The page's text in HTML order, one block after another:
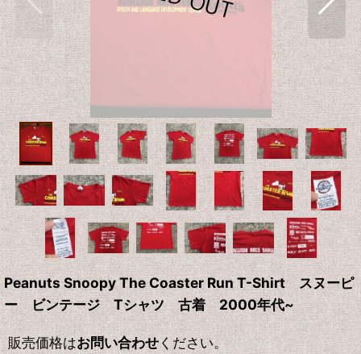
Peanuts Snoopy The Coaster Run T-Shirt スヌーピ
ー ビンテージ Tシャツ 古着 2000年代~
販売価格はお問い合わせください。